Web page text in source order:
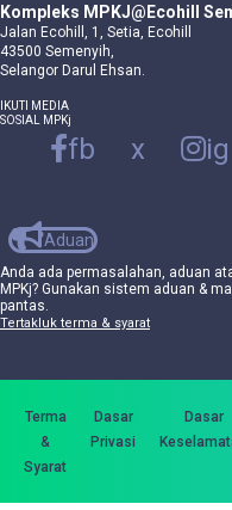
Kompleks MPKJ@Ecohill
Jalan Ecohill, 1, Setia, Ecohill
43500 Semenyih,
Selangor Darul Ehsan.
IKUTI MEDIA
SOSIAL MPKj
fb x ig
Aduan
Anda ada permasalahan, aduan
MPKj? Gunakan sistem aduan &
pantas.
Tertakluk terma & syarat
Terma
&
Syarat
Dasar
Privasi
Dasar